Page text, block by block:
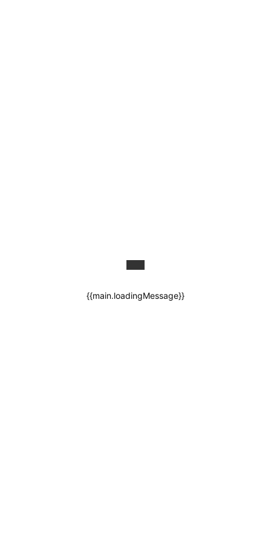
{{main.loadingMessage}}